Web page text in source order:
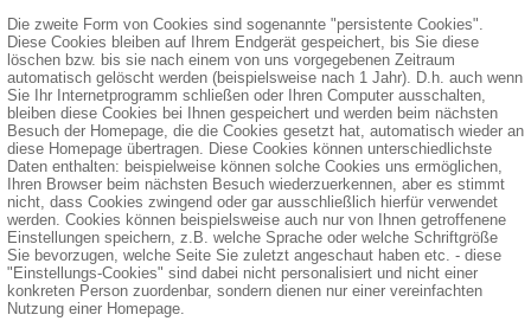
Die zweite Form von Cookies sind sogenannte "persistente Cookies".
Diese Cookies bleiben auf Ihrem Endgerät gespeichert, bis Sie diese
löschen bzw. bis sie nach einem von uns vorgegebenen Zeitraum
automatisch gelöscht werden (beispielsweise nach 1 Jahr). D.h. auch wenn
Sie Ihr Internetprogramm schließen oder Ihren Computer ausschalten,
bleiben diese Cookies bei Ihnen gespeichert und werden beim nächsten
Besuch der Homepage, die die Cookies gesetzt hat, automatisch wieder an
diese Homepage übertragen. Diese Cookies können unterschiedlichste
Daten enthalten: beispielweise können solche Cookies uns ermöglichen,
Ihren Browser beim nächsten Besuch wiederzuerkennen, aber es stimmt
nicht, dass Cookies zwingend oder gar ausschließlich hierfür verwendet
werden. Cookies können beispielsweise auch nur von Ihnen getroffenene
Einstellungen speichern, z.B. welche Sprache oder welche Schriftgröße
Sie bevorzugen, welche Seite Sie zuletzt angeschaut haben etc. - diese
"Einstellungs-Cookies" sind dabei nicht personalisiert und nicht einer
konkreten Person zuordenbar, sondern dienen nur einer vereinfachten
Nutzung einer Homepage.